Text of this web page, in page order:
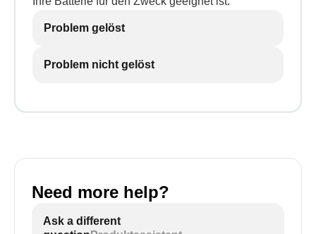
Problem gelöst
Problem nicht gelöst
Need more help?
Ask a different